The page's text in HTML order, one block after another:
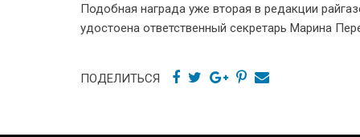
Подобная награда уже вторая в редакции
удостоена ответственный секретарь Марина
ПОДЕЛИТЬСЯ